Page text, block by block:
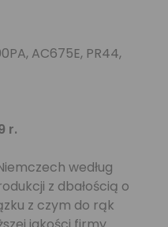
AC675E, PR44,
r.
według
z dbałością o
z czym do rąk